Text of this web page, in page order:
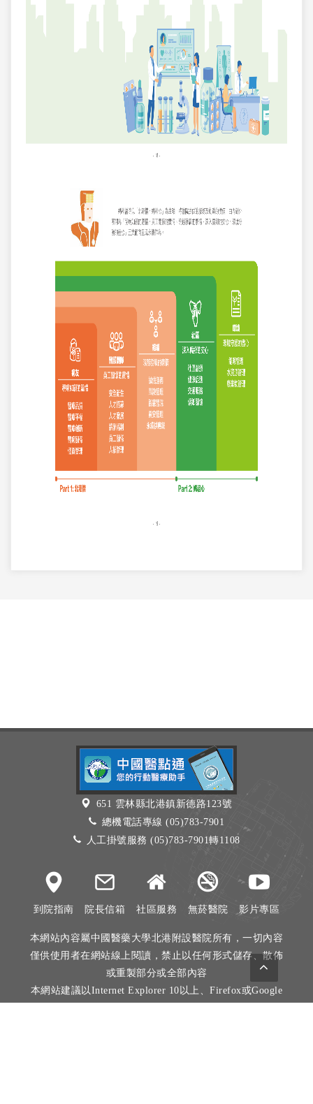
651 雲林縣北港鎮新德路123號
總機電話專線 (05)783-7901
人工掛號服務 (05)783-7901轉1108
到院指南 院長信箱 社區服務 無菸醫院 影片專區
本網站內容屬中國醫藥大學北港附設醫院所有，一切內容
僅供使用者在網站線上閱讀，禁止以任何形式儲存、散佈
或重製部分或全部內容
本網站建議以Internet Explorer 10以上、Firefox或Google